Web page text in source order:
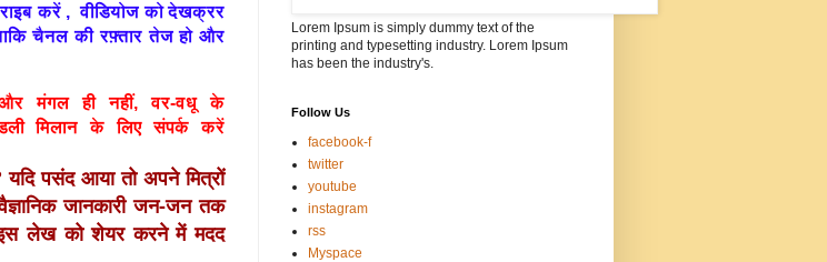
करें , वीडियोज को देखक्रर
चैनल की रफ़्तार तेज हो और
और मंगल ही नहीं, वर-वधू के
मिलान के लिएसंपर्क करें
पसंद आया तो अपने मित्रों
जानकारी जन-जन तक
लेख को शेयर करने में मदद
Lorem Ipsum is simply dummy text of the
printing and typesetting industry. Lorem Ipsum
has been the industry's.
Follow Us
facebook-f
twitter
youtube
instagram
rss
Myspace